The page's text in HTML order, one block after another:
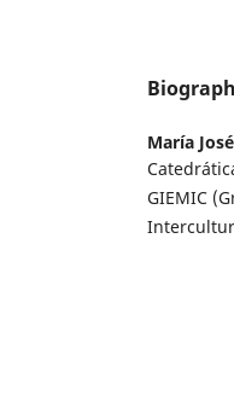
María
GIEMIC